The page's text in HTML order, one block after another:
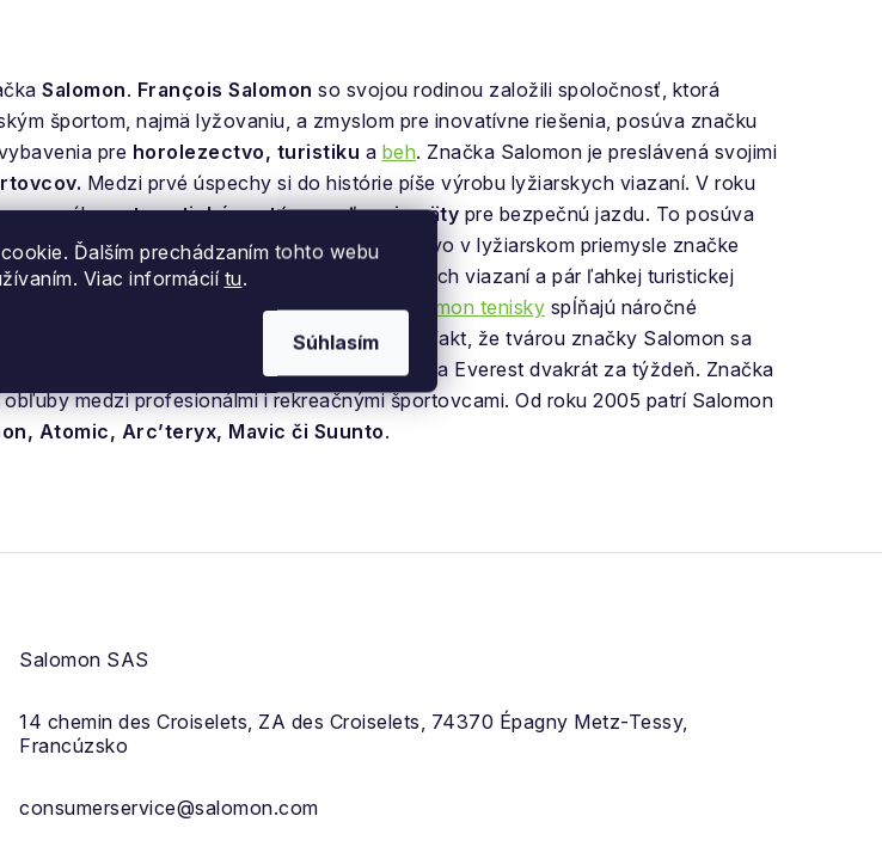
Ďalším prechádzaním tohto webu
Viac informáciítu.
Súhlasím
Salomon. François Salomon so svojou rodinou založili spoločnosť, ktorá
športom, najmä lyžovaniu, a zmyslom pre inovatívne riešenia, posúva značku
pre horolezectvo, turistiku a beh. Značka Salomon je preslávená svojimi
Medzi prvé úspechy si do histórie píše výrobu lyžiarskych viazaní. V roku
ponúkaautomatický systém uvoľnenia päty pre bezpečnú jazdu. To posúva
od začiatku zbierajú veľké úspechy. Prvenstvo v lyžiarskom priemysle značke
celý rad snowboardov, snowboardových viazaní a pár ľahkej turistickej
turistiku, beh i turistické chodníky.Salomon tenisky spĺňajú náročné
a ochranu na každom kroku. Značí o tom fakt, že tvárou značky Salomon sa
o čom svedčí aj jeho výkon kedy vystúpil na Everest dvakrát za týždeň. Značka
medzi profesionálmi i rekreačnými športovcami. Od roku 2005 patrí Salomon
Atomic, Arc’teryx, Mavic či Suunto.
Salomon SAS
14 chemin des Croiselets, ZA des Croiselets, 74370 Épagny Metz-Tessy,
Francúzsko
consumerservice@salomon.com